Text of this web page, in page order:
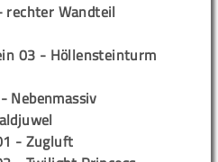
rechter Wandteil
03 - Höllensteinturm
Nebenmassiv
- Zugluft